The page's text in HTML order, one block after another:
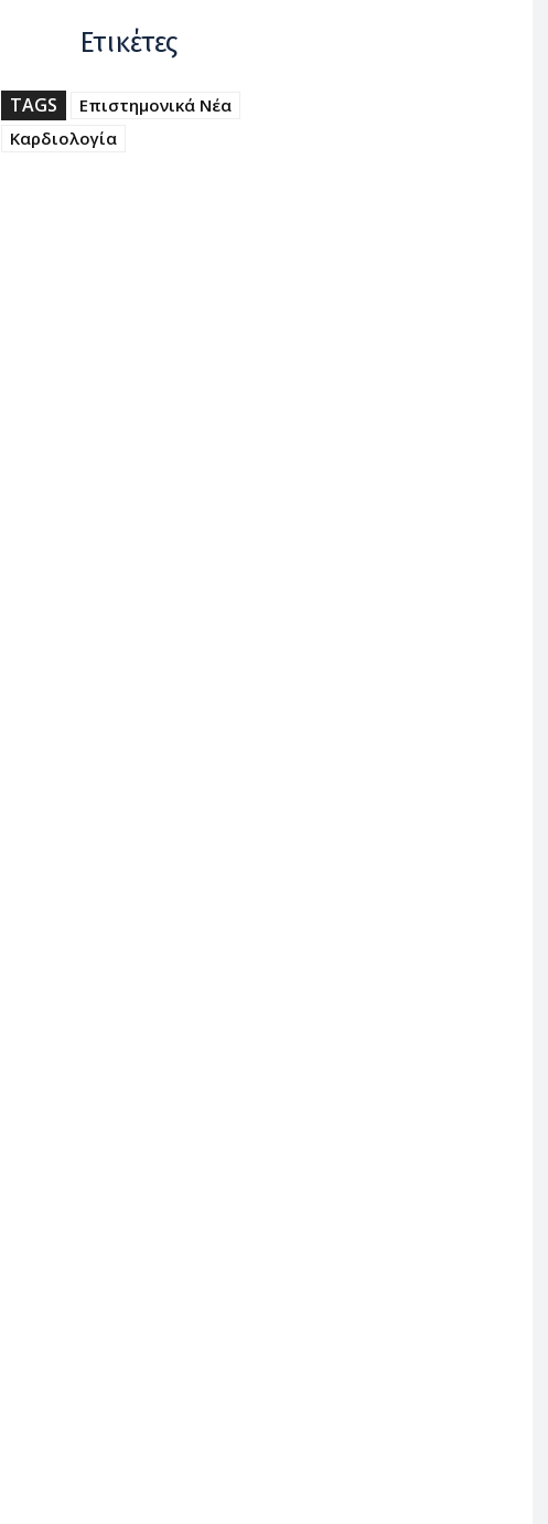
Ετικέτες
TAGS
Επιστημονικά Νέα
Καρδιολογία